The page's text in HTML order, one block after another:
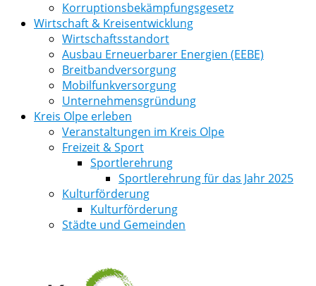
Korruptionsbekämpfungsgesetz
Wirtschaft & Kreisentwicklung
Wirtschaftsstandort
Ausbau Erneuerbarer Energien (EEBE)
Breitbandversorgung
Mobilfunkversorgung
Unternehmensgründung
Kreis Olpe erleben
Veranstaltungen im Kreis Olpe
Freizeit & Sport
Sportlerehrung
Sportlerehrung für das Jahr 2025
Kulturförderung
Kulturförderung
Städte und Gemeinden